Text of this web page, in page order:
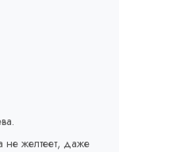
не желтеет, даже